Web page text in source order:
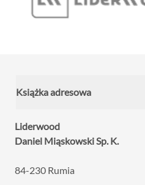
Książka adresowa
Liderwood
Daniel Miąskowski Sp. K.
84-230 Rumia